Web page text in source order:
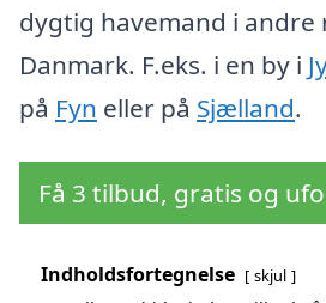
dygtig havemand i andre
Danmark. F.eks. i en by i
på Fyn eller på Sjælland.
Få 3 tilbud, gratis og
Indholdsfortegnelse skjul